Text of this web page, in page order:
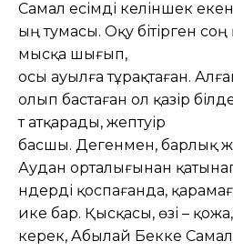
Самал есімді келіншек
ың тумасы. Оқу бітірген соң
мысқа шығып,
осы ауылға тұрақтаған.
олып бастаған ол қазір
т атқарады, әжептәуір
басшы. Дегенмен, барлық
Аудан орталығынан
ндерді қоспағанда,
ике бар. Қысқасы, өзі –
керек, Абылай Бекке